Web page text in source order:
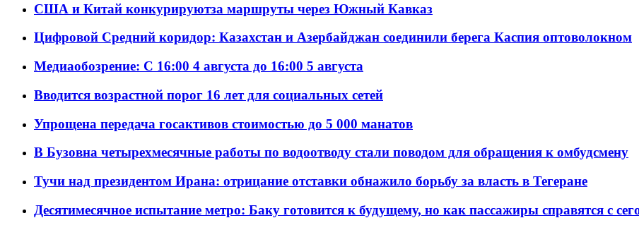
США и Китай конкурируютза маршруты через Южный Кавказ
Цифровой Средний коридор: Казахстан и Азербайджан соединили берега Каспия оптоволокном
Медиаобозрение: С 16:00 4 августа до 16:00 5 августа
Вводится возрастной порог 16 лет для социальных сетей
Упрощена передача госактивов стоимостью до 5 000 манатов
В Бузовна четырехмесячные работы по водоотводу стали поводом для обращения к омбудсмену
Тучи над президентом Ирана: отрицание отставки обнажило борьбу за власть в Тегеране
Десятимесячное испытание метро: Баку готовится к будущему, но как пассажиры справятся с